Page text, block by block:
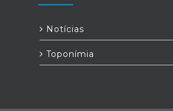
Notícias
Toponímia